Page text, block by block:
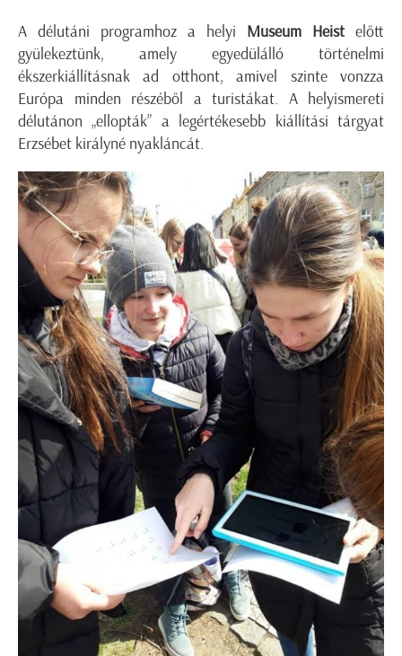
A délutáni programhoz a helyi Museum Heist előtt
gyülekeztünk, amely egyedülálló történelmi
ékszerkiállításnak ad otthont, amivel szinte vonzza
Európa minden részéből a turistákat. A helyismereti
délutánon „ellopták” a legértékesebb kiállítási tárgyat
Erzsébet királyné nyakláncát.